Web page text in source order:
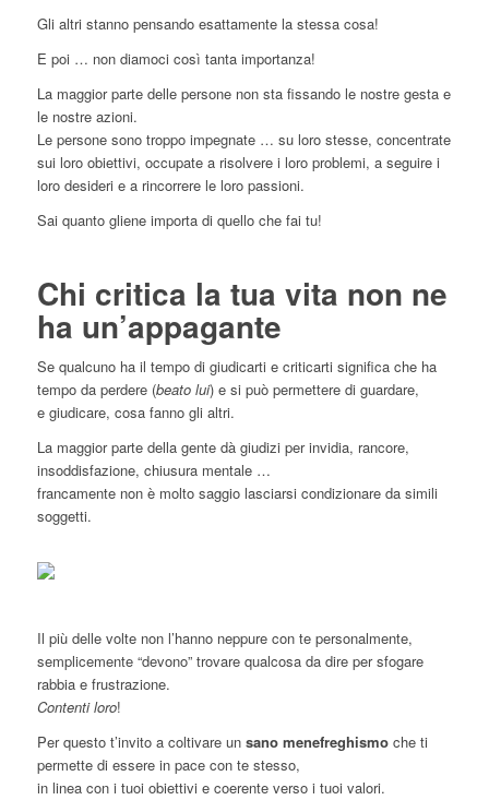
Gli altri stanno pensando esattamente la stessa cosa!
E poi … non diamoci così tanta importanza!
La maggior parte delle persone non sta fissando le nostre gesta e
le nostre azioni.
Le persone sono troppo impegnate … su loro stesse, concentrate
sui loro obiettivi, occupate a risolvere i loro problemi, a seguire i
loro desideri e a rincorrere le loro passioni.
Sai quanto gliene importa di quello che fai tu!
Chi critica la tua vita non ne
ha un’appagante
Se qualcuno ha il tempo di giudicarti e criticarti significa che ha
tempo da perdere (beato lui) e si può permettere di guardare,
e giudicare, cosa fanno gli altri.
La maggior parte della gente dà giudizi per invidia, rancore,
insoddisfazione, chiusura mentale …
francamente non è molto saggio lasciarsi condizionare da simili
soggetti.
Il più delle volte non l’hanno neppure con te personalmente,
semplicemente “devono” trovare qualcosa da dire per sfogare
rabbia e frustrazione.
Contenti loro!
Per questo t’invito a coltivare un sano menefreghismoche ti
permette di essere in pace con te stesso,
in linea con i tuoi obiettivi e coerente verso i tuoi valori.